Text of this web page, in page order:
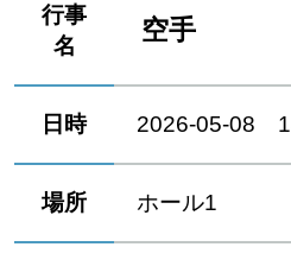
行事
名
空手
日時 2026-05-08
場所 ホール1